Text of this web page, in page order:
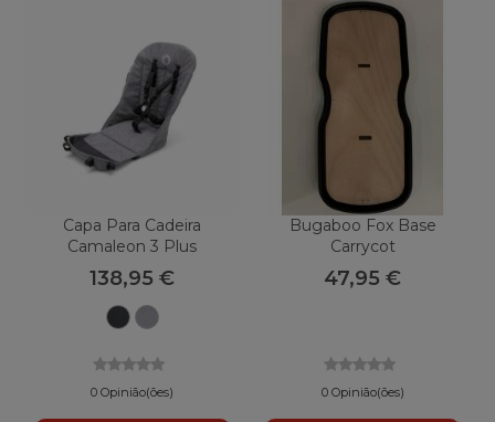
Capa Para Cadeira
Camaleon 3 Plus
BUGABOO Com Arnês
De Conforto
138,95 €
PretoMelange
0 Opinião(ões)
Bugaboo Fox Base
Carrycot
47,95 €
0 Opinião(ões)